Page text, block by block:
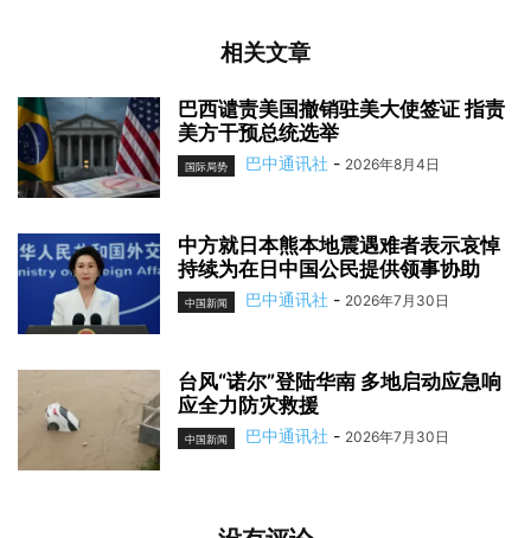
相关文章
巴西谴责美国撤销驻美大使签证 指责
美方干预总统选举
国际局势 巴中通讯社 - 2026年8月4日
中方就日本熊本地震遇难者表示哀悼
持续为在日中国公民提供领事协助
中国新闻 巴中通讯社 - 2026年7月30日
台风“诺尔”登陆华南 多地启动应急响
应全力防灾救援
中国新闻 巴中通讯社 - 2026年7月30日